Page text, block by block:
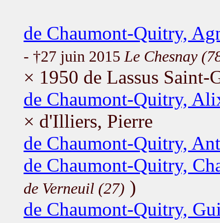
de Chaumont-Quitry,
- †27 juin 2015 Le Chesnay
× 1950 de Lassus Saint-
de Chaumont-Quitry,
× d'Illiers, Pierre
de Chaumont-Quitry,
de Chaumont-Quitry,
de Verneuil (27) )
de Chaumont-Quitry,